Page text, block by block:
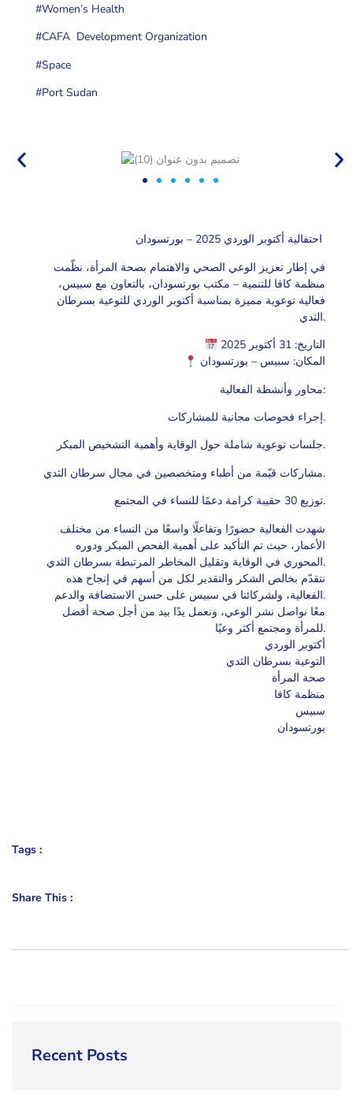
Recent Posts
#Women’s Health
#CAFA Development Organization
#Space
#Port Sudan
في إطار تعزيز الوعي الصحي والاهتمام بصحة المرأة، نظّمت
منظمة كافا للتنمية – مكتب بورتسودان، بالتعاون مع سبيس،
فعالية توعوية مميزة بمناسبة أكتوبر الوردي للتوعية بسرطان
الثدي.
التاريخ: 31 أكتوبر 2025
المكان: سبيس – بورتسودان
محاور وأنشطة الفعالية:
إجراء فحوصات مجانية للمشاركات.
جلسات توعوية شاملة حول الوقاية وأهمية التشخيص المبكر.
مشاركات قيّمة من أطباء ومتخصصين في مجال سرطان الثدي.
توزيع 30 حقيبة كرامة دعمًا للنساء في المجتمع.
شهدت الفعالية حضورًا وتفاعلًا واسعًا من النساء من مختلف
الأعمار، حيث تم التأكيد على أهمية الفحص المبكر ودوره
المحوري في الوقاية وتقليل المخاطر المرتبطة بسرطان الثدي.
نتقدّم بخالص الشكر والتقدير لكل من أسهم في إنجاح هذه
الفعالية، ولشركائنا في سبيس على حسن الاستضافة والدعم.
معًا نواصل نشر الوعي، ونعمل يدًا بيد من أجل صحة أفضل
للمرأة ومجتمع أكثر وعيًا.
أكتوبر الوردي
التوعية بسرطان الثدي
صحة المرأة
منظمة كافا
سبيس
بورتسودان
Tags :
Share This :